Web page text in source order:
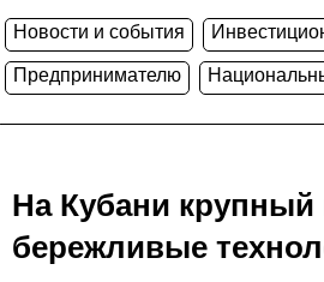
Новости и события
Предпринимателю
На Кубани крупный
бережливые